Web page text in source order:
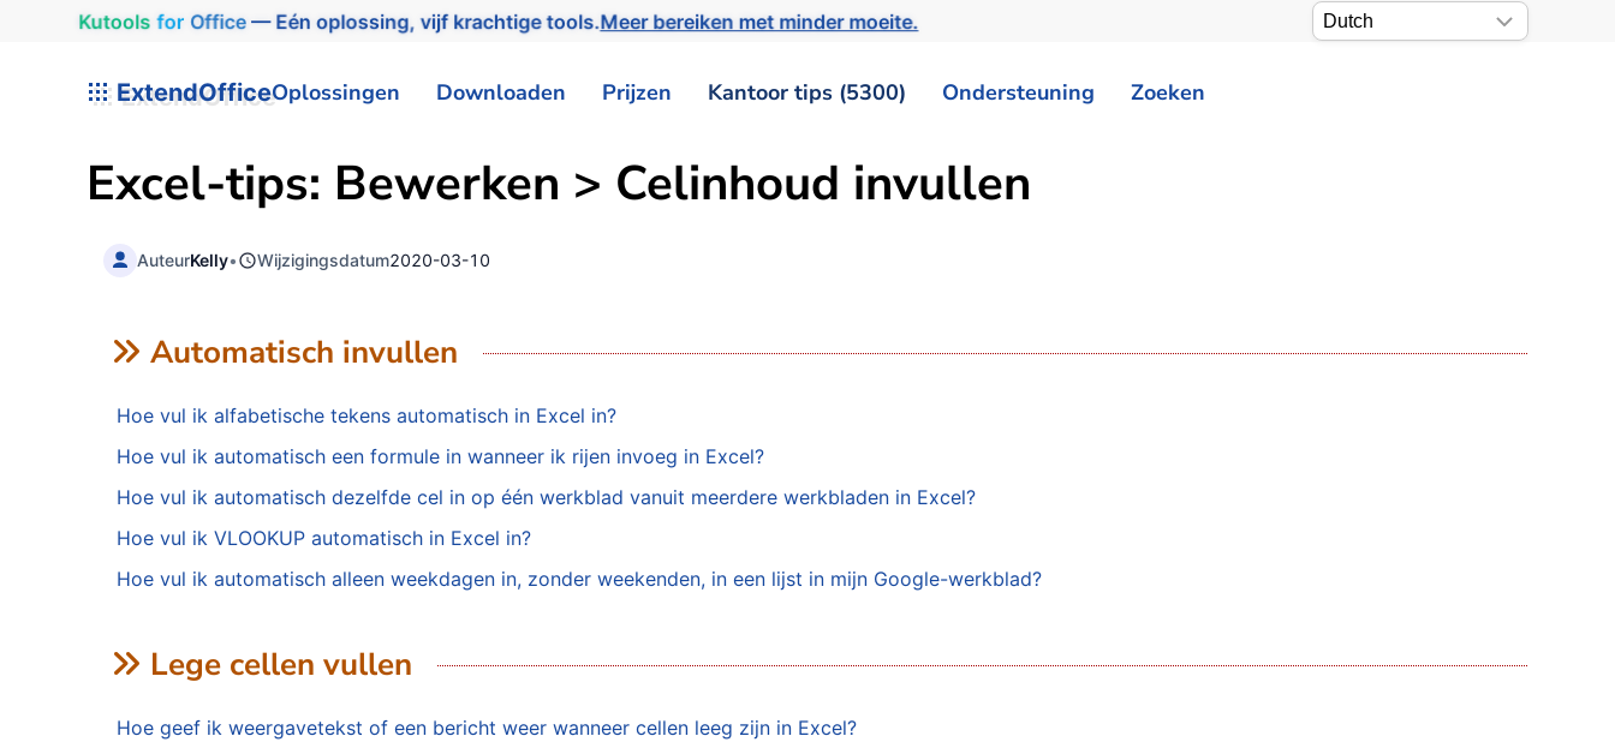
Kutools for Office— Eén oplossing, vijf krachtige tools.Meer bereiken met minder moeite.
ExtendOfficeOplossingen Downloaden Prijzen Kantoor tips (5300) Ondersteuning Zoeken
Excel-tips: Bewerken > Celinhoud invullen
AuteurKelly• Wijzigingsdatum2020-03-10
Automatisch invullen
Hoe vul ik alfabetische tekens automatisch in Excel in?
Hoe vul ik automatisch een formule in wanneer ik rijen invoeg in Excel?
Hoe vul ik automatisch dezelfde cel in op één werkblad vanuit meerdere werkbladen in Excel?
Hoe vul ik VLOOKUP automatisch in Excel in?
Hoe vul ik automatisch alleen weekdagen in, zonder weekenden, in een lijst in mijn Google-werkblad?
Lege cellen vullen
Hoe geef ik weergavetekst of een bericht weer wanneer cellen leeg zijn in Excel?